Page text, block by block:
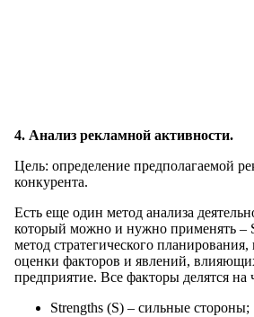
4. Анализ рекламной активности.
Цель: определение предполагаемой
конкурента.
Есть еще один метод анализа
который можно и нужно применять –
метод стратегического
оценки факторов и явлений,
предприятие. Все факторы делятся на
Strengths (S) – сильные стороны;